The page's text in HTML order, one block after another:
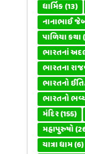
ધાર્મિક(13)
નાનાભાઈ
પાળિયા કથા
ભારતનાં
ભારતના
ભારતનો
ભારતનો
મંદિર(155)
મહાપુરુષો
યાત્રા ધામ(6)